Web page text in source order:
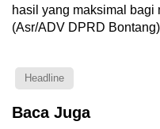
hasil yang maksimal bagi
(Asr/ADV DPRD Bontang)
Headline
Baca Juga